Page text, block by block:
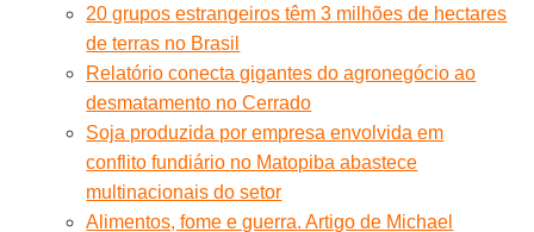
20 grupos estrangeiros têm 3 milhões de hectares
de terras no Brasil
Relatório conecta gigantes do agronegócio ao
desmatamento no Cerrado
Soja produzida por empresa envolvida em
conflito fundiário no Matopiba abastece
multinacionais do setor
Alimentos, fome e guerra. Artigo de Michael